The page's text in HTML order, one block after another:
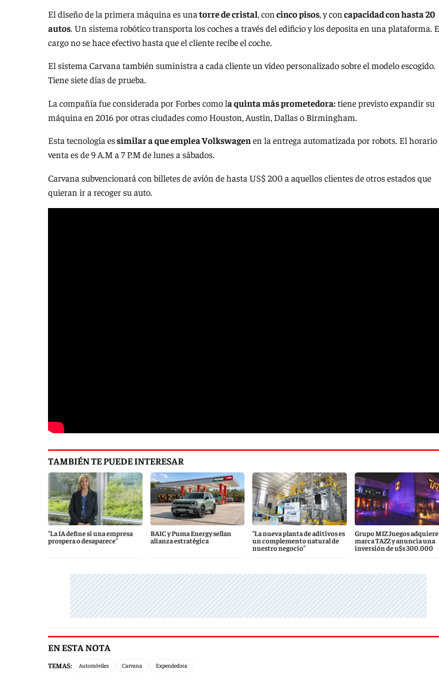
El diseño de la primera máquina es unatorre de cristal, con cinco pisos, y con capacidad con hasta 20
autos. Un sistema robótico transporta los coches a través del edificio y los deposita en una plataforma.
cargo no se hace efectivo hasta que el cliente recibe el coche.
El sistema Carvana también suministra a cada cliente un vídeo personalizado sobre el modelo escogido.
Tiene siete días de prueba.
La compañía fue considerada por Forbes como la quinta más prometedora:tiene previsto expandir su
máquina en 2016 por otras ciudades como Houston, Austin, Dallas o Birmingham.
Esta tecnología essimilar a que emplea Volkswagenen la entrega automatizada por robots. El horario
venta es de 9 A.M a 7 P.M de lunes a sábados.
Carvana subvencionará con billetes de avión de hasta US$ 200 a aquellos clientes de otros estados que
quieran ir a recoger su auto.
TAMBIÉN TE PUEDE INTERESAR
"La IA define si una empresa
prospera o desaparece"
BAIC y Puma Energy sellan
alianza estratégica
"La nueva planta de aditivos es
un complemento natural de
nuestro negocio"
Grupo MIZ Juegos
marca TAZZ y anuncia una
inversión de u$s 300.000
EN ESTA NOTA
TEMAS: Automóviles Carvana Expendedora